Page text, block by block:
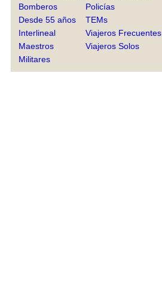
Bomberos
Desde 55 años
Interlineal
Maestros
Militares
Policías
TEMs
Viajeros Frecuentes
Viajeros Solos